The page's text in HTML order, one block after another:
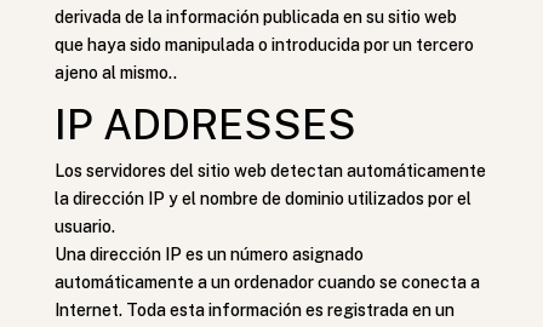
derivada de la información publicada en su sitio web
que haya sido manipulada o introducida por un tercero
ajeno al mismo..
IP ADDRESSES
Los servidores del sitio web detectan automáticamente
la dirección IP y el nombre de dominio utilizados por el
usuario.
Una dirección IP es un número asignado
automáticamente a un ordenador cuando se conecta a
Internet. Toda esta información es registrada en un